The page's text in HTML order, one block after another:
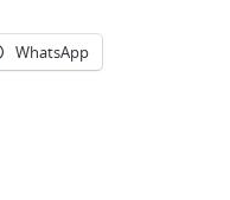
WhatsApp